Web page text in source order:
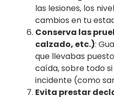
las lesiones, los
cambios en tu
Conserva las
calzado, etc.):
que llevabas
caída, sobre todo
incidente (como
Evita prestar